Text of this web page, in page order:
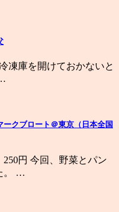
凍庫を開けておかないと
クブロート＠東京（日本全国
円 今回、野菜とパン
。 …